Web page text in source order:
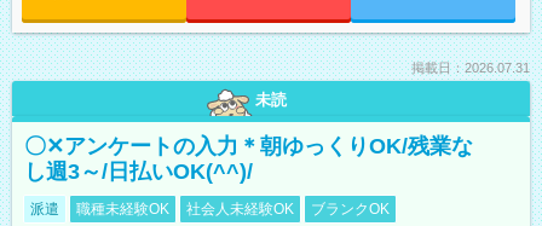
掲載日：2026.07.31
未読
〇✕アンケートの入力＊朝ゆっくりOK/残業な
し週3～/日払いOK(^^)/
派遣 職種未経験OK 社会人未経験OK
ブランクOK